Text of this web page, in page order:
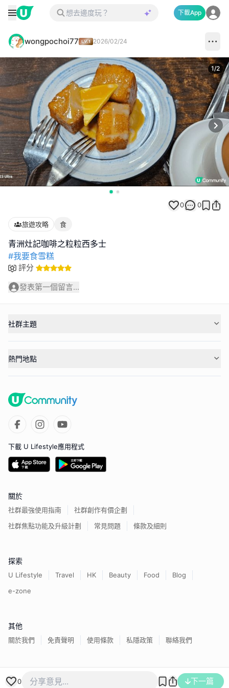
下載App
wongpochoi77 2026/02/24
1/2
0 0
旅遊攻略 食
#我要食雪糕
評分
發表第一個留言...
0 下一篇
社群主題
熱門地點
下載 U Lifestyle應用程式
關於
社群最強使用指南
社群創作有價企劃
社群焦點功能及升級計劃
常見問題 條款及細則
探索
U Lifestyle Travel HK Beauty Food
Blog
e-zone
其他
關於我們 免責聲明 使用條款 私隱政策 聯絡我們
香港經濟日報版權所有©